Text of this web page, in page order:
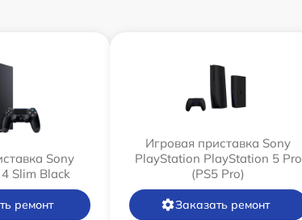
Sony
Slim Black
ремонт
Игровая приставка Sony
PlayStation PlayStation 5 Pro
(PS5 Pro)
Заказать ремонт